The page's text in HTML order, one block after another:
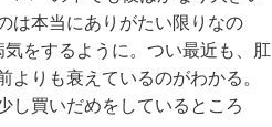
は本当にありがたい限りなの
をするように。つい最近も、肛
りも衰えているのがわかる。
し買いだめをしているところ